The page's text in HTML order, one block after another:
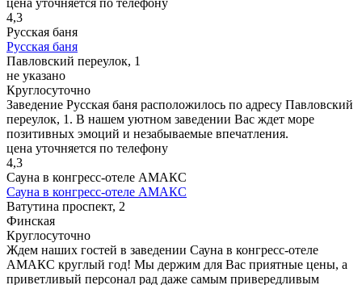
4,3
Русская баня
Русская баня
Павловский переулок, 1
не указано
Круглосуточно
Заведение Русская баня расположилось по адресу Павловский
переулок, 1. В нашем уютном заведении Вас ждет море
позитивных эмоций и незабываемые впечатления.
цена уточняется по телефону
4,3
Сауна в конгресс-отеле АМАКС
Сауна в конгресс-отеле АМАКС
Ватутина проспект, 2
Финская
Круглосуточно
Ждем наших гостей в заведении Сауна в конгресс-отеле
АМАКС круглый год! Мы держим для Вас приятные цены, а
приветливый персонал рад даже самым привередливым